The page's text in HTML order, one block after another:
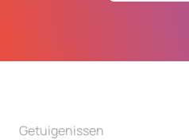
Getuigenissen